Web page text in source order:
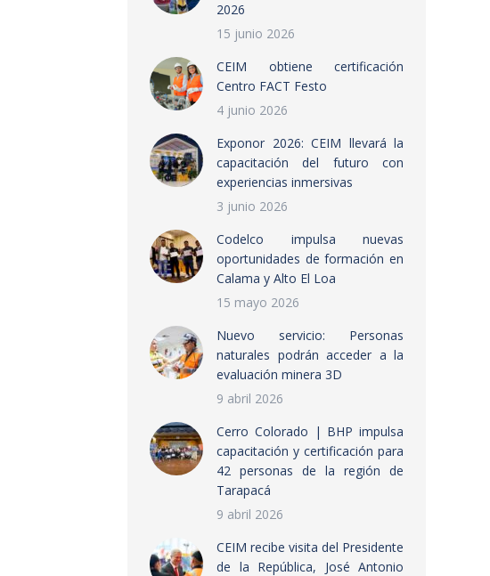
2026
15 junio 2026
CEIM obtiene certificación
Centro FACT Festo
4 junio 2026
Exponor 2026: CEIM llevará la
capacitación del futuro con
experiencias inmersivas
3 junio 2026
Codelco impulsa nuevas
oportunidades de formación en
Calama y Alto El Loa
15 mayo 2026
Nuevo servicio: Personas
naturales podrán acceder a la
evaluación minera 3D
9 abril 2026
Cerro Colorado | BHP impulsa
capacitación y certificación para
42 personas de la región de
Tarapacá
9 abril 2026
CEIM recibe visita del Presidente
de la República, José Antonio